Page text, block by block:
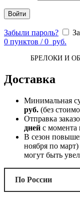
Войти
Забыли пароль?
0 пунктов / 0 руб.
БРЕЛОКИ И
Доставка
Минимальная
руб. (без
Отправка
дней с момента
В сезон
ноября по
могут быть
По России